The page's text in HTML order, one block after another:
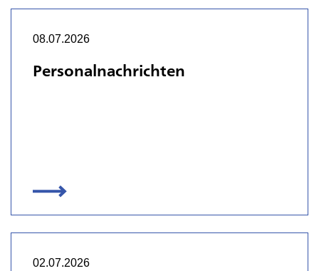
08.07.2026
Personalnachrichten
02.07.2026